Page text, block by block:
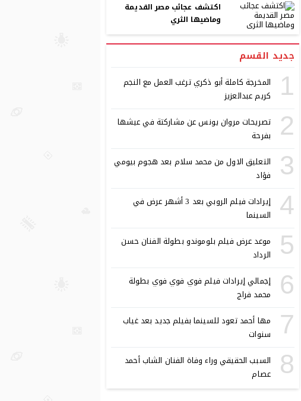
اكتشف عجائب مصر القديمة
وماضيها الثري
جديد القسم
1
المخرجة كاملة أبو ذكري ترغب العمل مع النجم
كريم عبدالعزيز
2
تصريحات مروان يونس عن مشاركتة في عيشها
بفرحة
3
التعليق الاول من محمد سلام بعد هجوم بيومي
فؤاد
4
إيرادات فيلم الروبي بعد 3 أشهر عرض في
السينما
5
موعد عرض فيلم بلوموندو بطولة الفنان حسن
الرداد
6
إجمالي إيرادات فيلم فوي فوي فوي بطولة
محمد فراج
7
مها أحمد تعود للسينما بفيلم جديد بعد غياب
سنوات
8
السبب الحقيقي وراء وفاة الفنان الشاب أحمد
عصام